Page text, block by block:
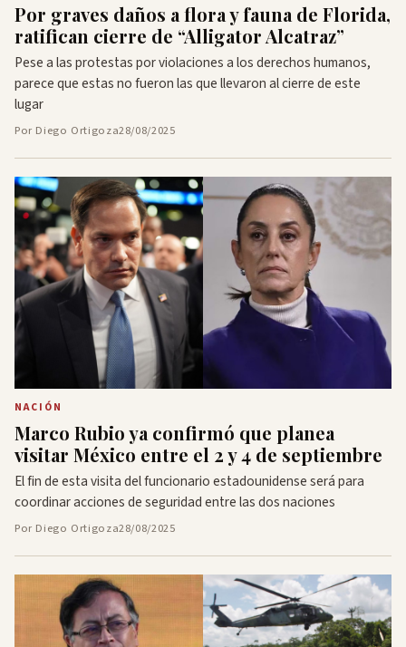
Por graves daños a flora y fauna de Florida,
ratifican cierre de “Alligator Alcatraz”
Pese a las protestas por violaciones a los derechos humanos,
parece que estas no fueron las que llevaron al cierre de este
lugar
Por Diego Ortigoza28/08/2025
NACIÓN
Marco Rubio ya confirmó que planea
visitar México entre el 2 y 4 de septiembre
El fin de esta visita del funcionario estadounidense será para
coordinar acciones de seguridad entre las dos naciones
Por Diego Ortigoza28/08/2025